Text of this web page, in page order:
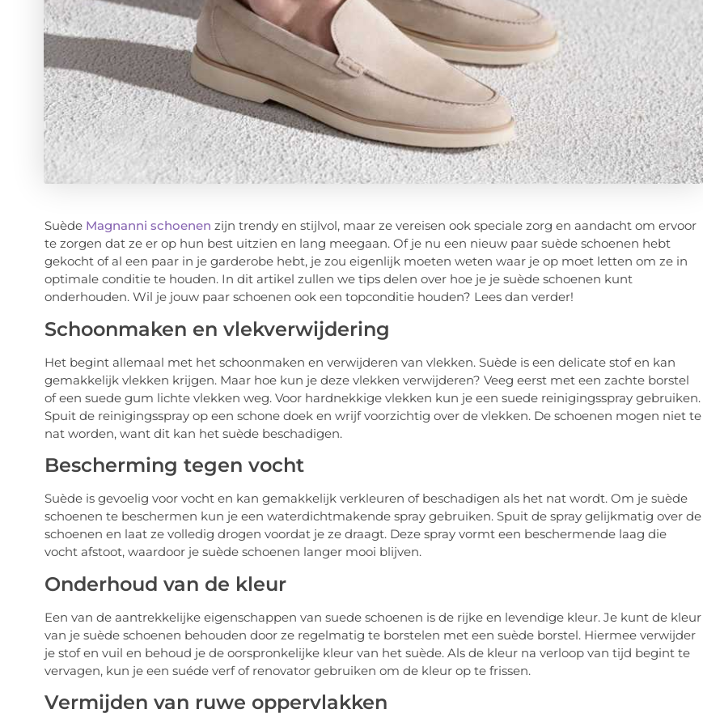
Suède Magnanni schoenen zijn trendy en stijlvol, maar ze vereisen ook speciale zorg en aandacht om ervoor
te zorgen dat ze er op hun best uitzien en lang meegaan. Of je nu een nieuw paar suède schoenen hebt
gekocht of al een paar in je garderobe hebt, je zou eigenlijk moeten weten waar je op moet letten om ze in
optimale conditie te houden. In dit artikel zullen we tips delen over hoe je je suède schoenen kunt
onderhouden. Wil je jouw paar schoenen ook een topconditie houden? Lees dan verder!
Schoonmaken en vlekverwijdering
Het begint allemaal met het schoonmaken en verwijderen van vlekken. Suède is een delicate stof en kan
gemakkelijk vlekken krijgen. Maar hoe kun je deze vlekken verwijderen? Veeg eerst met een zachte borstel
of een suede gum lichte vlekken weg. Voor hardnekkige vlekken kun je een suede reinigingsspray gebruiken.
Spuit de reinigingsspray op een schone doek en wrijf voorzichtig over de vlekken. De schoenen mogen niet te
nat worden, want dit kan het suède beschadigen.
Bescherming tegen vocht
Suède is gevoelig voor vocht en kan gemakkelijk verkleuren of beschadigen als het nat wordt. Om je suède
schoenen te beschermen kun je een waterdichtmakende spray gebruiken. Spuit de spray gelijkmatig over de
schoenen en laat ze volledig drogen voordat je ze draagt. Deze spray vormt een beschermende laag die
vocht afstoot, waardoor je suède schoenen langer mooi blijven.
Onderhoud van de kleur
Een van de aantrekkelijke eigenschappen van suede schoenen is de rijke en levendige kleur. Je kunt de kleur
van je suède schoenen behouden door ze regelmatig te borstelen met een suède borstel. Hiermee verwijder
je stof en vuil en behoud je de oorspronkelijke kleur van het suède. Als de kleur na verloop van tijd begint te
vervagen, kun je een suéde verf of renovator gebruiken om de kleur op te frissen.
Vermijden van ruwe oppervlakken